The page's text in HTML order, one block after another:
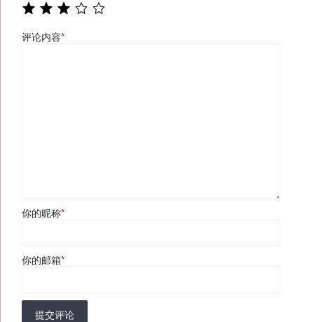
评论内容*
你的昵称*
你的邮箱*
提交评论